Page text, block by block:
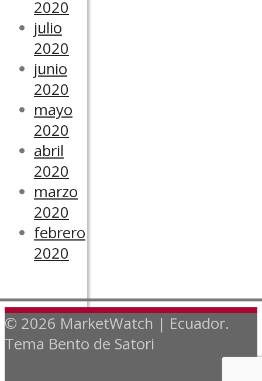
2020
julio
2020
junio
2020
mayo
2020
abril
2020
marzo
2020
febrero
2020
© 2026 MarketWatch | Ecuador.
Tema Bento de Satori